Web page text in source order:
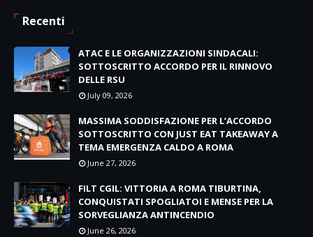
Recenti
ATAC E LE ORGANIZZAZIONI SINDACALI:
SOTTOSCRITTO ACCORDO PER IL RINNOVO
DELLE RSU
July 09, 2026
MASSIMA SODDISFAZIONE PER L’ACCORDO
SOTTOSCRITTO CON JUST EAT TAKEAWAY A
TEMA EMERGENZA CALDO A ROMA
June 27, 2026
FILT CGIL: VITTORIA A ROMA TIBURTINA,
CONQUISTATI SPOGLIATOI E MENSE PER LA
SORVEGLIANZA ANTINCENDIO
June 26, 2026